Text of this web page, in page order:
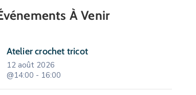
À Venir
Atelier crochet tricot
12 août 2026
@14:00 - 16:00